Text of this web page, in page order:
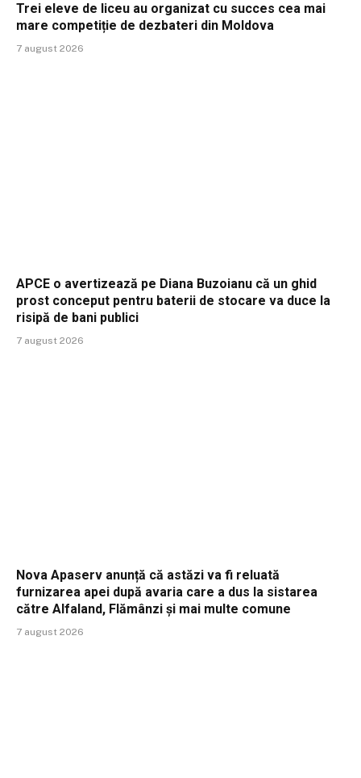
Trei eleve de liceu au organizat cu succes cea mai
mare competiție de dezbateri din Moldova
7 august 2026
APCE o avertizează pe Diana Buzoianu că un ghid
prost conceput pentru baterii de stocare va duce la
risipă de bani publici
7 august 2026
Nova Apaserv anunță că astăzi va fi reluată
furnizarea apei după avaria care a dus la sistarea
către Alfaland, Flămânzi și mai multe comune
7 august 2026